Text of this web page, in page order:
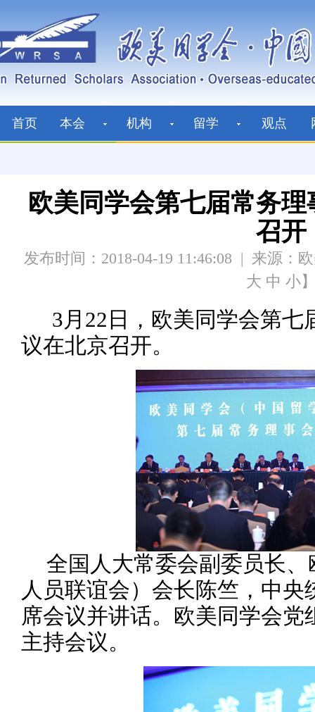
首页 本会 机构 留学 观点
欧美同学会第七届常务
召开
发布时间：2018-04-19 11:46:08 | 来源：
大 中 小
3月22日，欧美同学会第七
议在北京召开。
全国人大常委会副委员长
人员联谊会）会长陈竺，中
席会议并讲话。欧美同学会党
主持会议。